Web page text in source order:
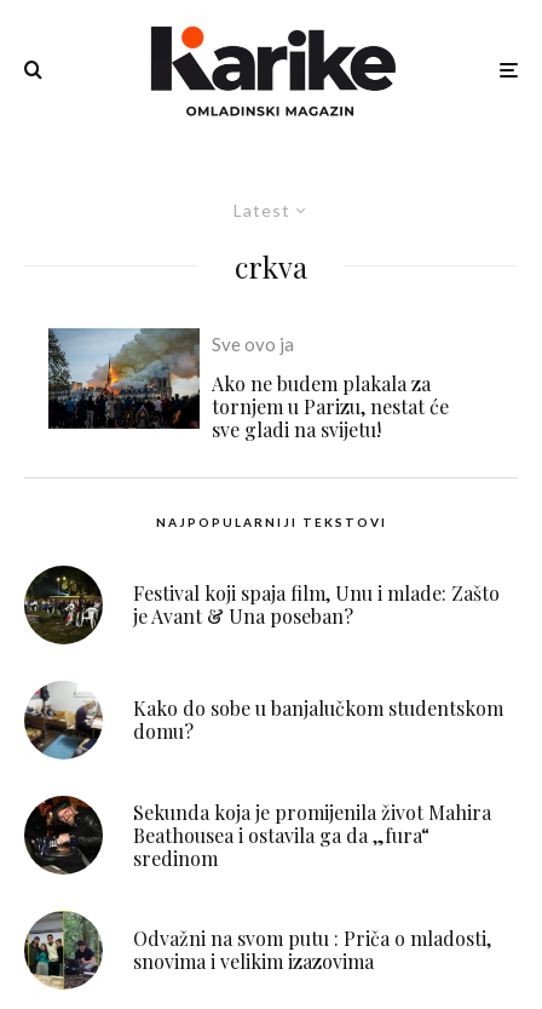
Latest
crkva
Sve ovo ja
Ako ne budem plakala za
tornjem u Parizu, nestat će
sve gladi na svijetu!
NAJPOPULARNIJI TEKSTOVI
Festival koji spaja film, Unu i mlade: Zašto
je Avant & Una poseban?
Kako do sobe u banjalučkom studentskom
domu?
Sekunda koja je promijenila život Mahira
Beathousea i ostavila ga da „fura“
sredinom
Odvažni na svom putu : Priča o mladosti,
snovima i velikim izazovima